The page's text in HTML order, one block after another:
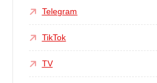
Telegram
TikTok
TV